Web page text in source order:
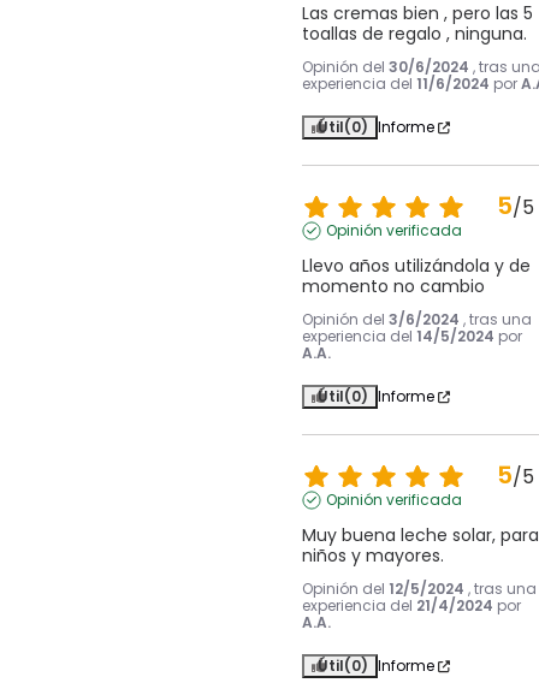
Las cremas bien , pero las 5
toallas de regalo , ninguna.
Opinión del 30/6/2024 , tras
experiencia del 11/6/2024 por
Útil(0) Informe
5/5
Opinión verificada
Llevo años utilizándola y de
momento no cambio
Opinión del 3/6/2024 , tras una
experiencia del 14/5/2024 por
A.A.
Útil(0) Informe
5/5
Opinión verificada
Muy buena leche solar, para
niños y mayores.
Opinión del 12/5/2024 , tras una
experiencia del 21/4/2024 por
A.A.
Útil(0) Informe